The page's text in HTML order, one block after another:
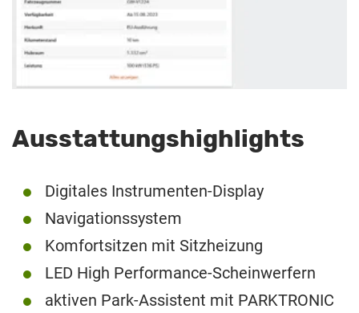
Ausstattungshighlights
Digitales Instrumenten-Display
Navigationssystem
Komfortsitzen mit Sitzheizung
LED High Performance-Scheinwerfern
aktiven Park-Assistent mit PARKTRONIC